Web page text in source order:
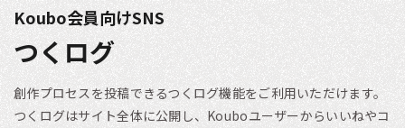
Koubo会員向けSNS
つくログ
創作プロセスを投稿できるつくログ機能をご利用いただけます。
つくログはサイト全体に公開し、Kouboユーザーからいいねやコ